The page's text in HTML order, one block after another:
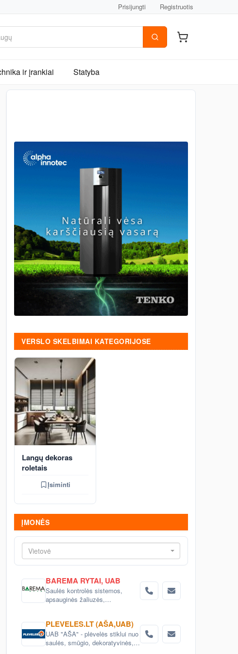
Prisijungti Registruotis
ir įrankiai Statyba
VERSLO SKELBIMAI KATEGORIJOSE
Langų dekoras
roletais
Įsiminti
ĮMONĖS
Vietovė
BAREMA RYTAI, UAB
Saulės kontrolės sistemos,
apsauginės žaliuzės,
saugumo klasės žaliuzės,
akustinės žaliuzės, akustinis
aptvėrimas, akustinės lamelės,
PLEVELES.LT (AŠA,UAB)
UAB "AŠA" - plėvelės stiklui nuo
saulės, smūgio, dekoratyvinės,